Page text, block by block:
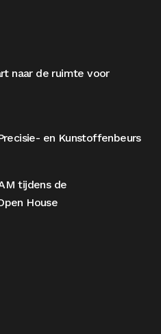
naar de ruimte voor
en Kunstoffenbeurs
tijdens de
House